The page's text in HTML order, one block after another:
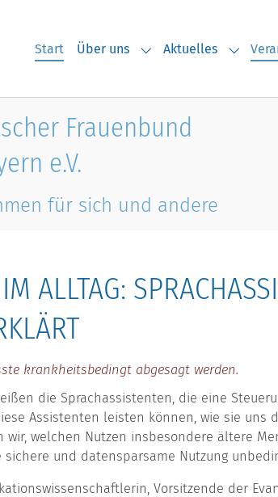
Start Über uns
Submenu for "Über
Aktuelles
Frauenbund
e.V.
für sich und andere
ALLTAG:
krankheitsbedingt abgesagt werden.
die Sprachassistenten, die eine
Assistenten leisten können, wie sie uns
welchen Nutzen insbesondere ältere
und datensparsame Nutzung
Vorsitzende der